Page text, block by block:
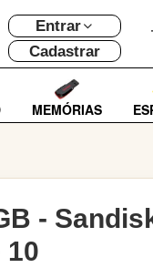
Entrar
Cadastrar
MEMÓRIAS
-
10